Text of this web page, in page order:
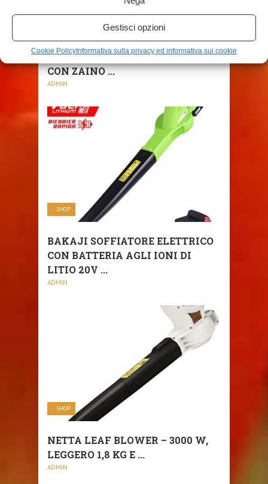
Gestisci opzioni
Cookie PolicyInformativa sulla privacy ed informativa sui cookie
SOFFIATORE DI FOGLIE A
BENZINA CILINDRATA 42,7 CC
CON ZAINO ...
ADMIN
SHOP
BAKAJI SOFFIATORE ELETTRICO
CON BATTERIA AGLI IONI DI
LITIO 20V ...
ADMIN
SHOP
NETTA LEAF BLOWER – 3000 W,
LEGGERO 1,8 KG E ...
ADMIN